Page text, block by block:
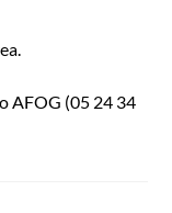
AFOG (05 24 34